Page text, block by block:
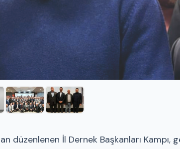
düzenlenen İl Dernek Başkanları Kampı,